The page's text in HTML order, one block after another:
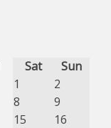
Sat
Sun
1
2
8
9
15
16